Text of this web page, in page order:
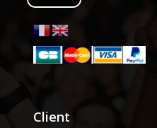
Client